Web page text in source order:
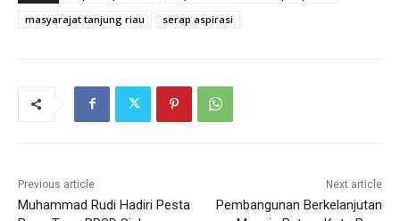
masyarajat tanjung riau
serap aspirasi
Previous article
Muhammad Rudi Hadiri Pesta
Next article
Pembangunan Berkelanjutan